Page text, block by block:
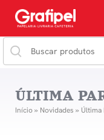
ÚLTIMA
Início» Novidades » Última